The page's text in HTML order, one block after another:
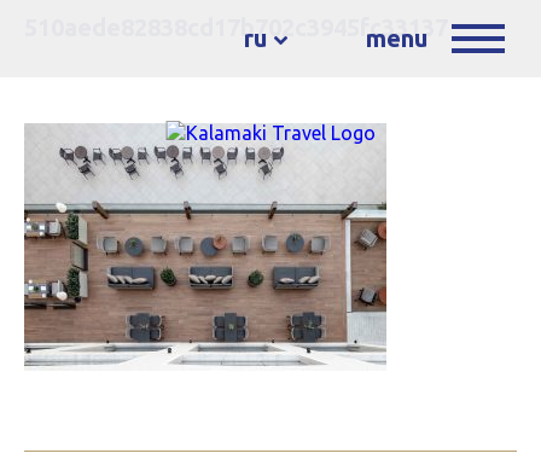
ru menu
510aede82838cd17b702c3945fc33137